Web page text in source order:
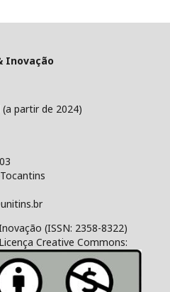
Inovação
partir de 2024)
(ISSN: 2358-8322)
Creative Commons: